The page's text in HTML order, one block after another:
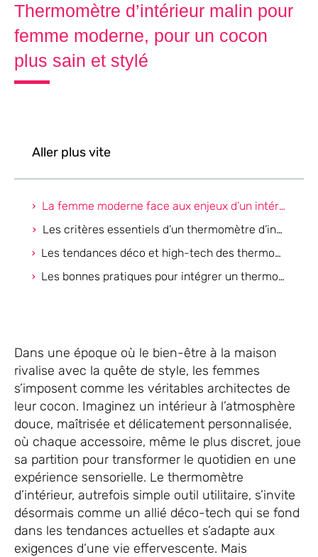
Thermomètre d’intérieur malin pour
femme moderne, pour un cocon
plus sain et stylé
Aller plus vite
La femme moderne face aux enjeux d’un intérieur sain et stylé
Les critères essentiels d’un thermomètre d’intérieur malin
Les tendances déco et high-tech des thermomètres d’intérieur pour femmes
Les bonnes pratiques pour intégrer un thermomètre d’intérieur malin au quotidien
Dans une époque où le bien-être à la maison
rivalise avec la quête de style, les femmes
s’imposent comme les véritables architectes de
leur cocon. Imaginez un intérieur à l’atmosphère
douce, maîtrisée et délicatement personnalisée,
où chaque accessoire, même le plus discret, joue
sa partition pour transformer le quotidien en une
expérience sensorielle. Le thermomètre
d’intérieur, autrefois simple outil utilitaire, s’invite
désormais comme un allié déco-tech qui se fond
dans les tendances actuelles et s’adapte aux
exigences d’une vie effervescente. Mais